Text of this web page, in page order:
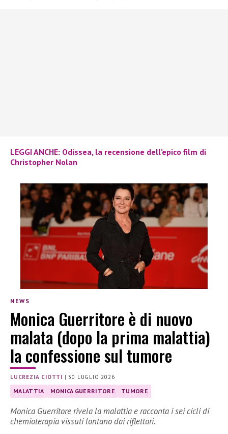
LEGGI ANCHE: Odissea, la recensione dell’epico film di
Christopher Nolan
NEWS
Monica Guerritore è di nuovo
malata (dopo la prima malattia)
la confessione sul tumore
LUCREZIA CIOTTI |30 LUGLIO 2026
MALATTIA MONICA GUERRITORE TUMORE
Monica Guerritore rivela la malattia e racconta i sei cicli di
chemioterapia vissuti lontano dai riflettori.